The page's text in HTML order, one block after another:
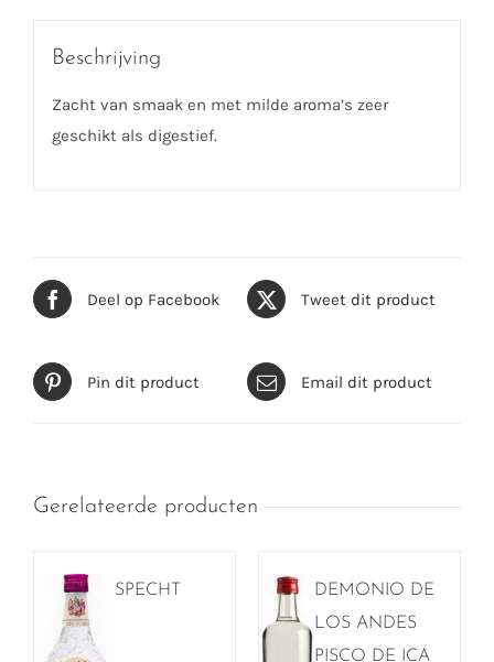
Beschrijving
Zacht van smaak en met milde aroma’s zeer
geschikt als digestief.
Deel op Facebook Tweet dit product
Pin dit product Email dit product
Gerelateerde producten
SPECHT
DEMONIO DE
LOS ANDES
PISCO DE ICA